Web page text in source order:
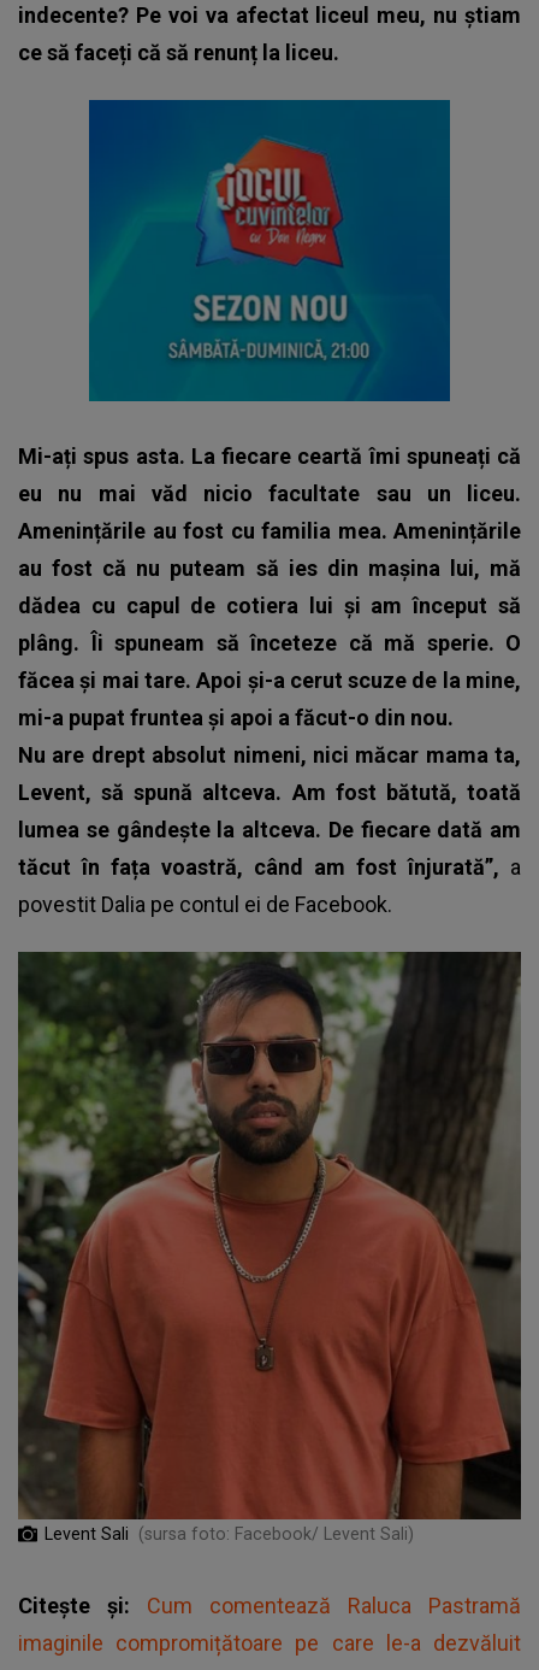
indecente? Pe voi va afectat liceul meu, nu știam
ce să faceți că să renunț la liceu.
Mi-ați spus asta. La fiecare ceartă îmi spuneați că
eu nu mai văd nicio facultate sau un liceu.
Amenințările au fost cu familia mea. Amenințările
au fost că nu puteam să ies din mașina lui, mă
dădea cu capul de cotiera lui și am început să
plâng. Îi spuneam să înceteze că mă sperie. O
făcea și mai tare. Apoi și-a cerut scuze de la mine,
mi-a pupat fruntea și apoi a făcut-o din nou.
Nu are drept absolut nimeni, nici măcar mama ta,
Levent, să spună altceva. Am fost bătută, toată
lumea se gândește la altceva. De fiecare dată am
tăcut în fața voastră, când am fost înjurată”, a
povestit Dalia pe contul ei de Facebook.
Levent Sali (sursa foto: Facebook/ Levent Sali)
Citește și: Cum comentează Raluca Pastramă
imaginile compromițătoare pe care le-a dezvăluit